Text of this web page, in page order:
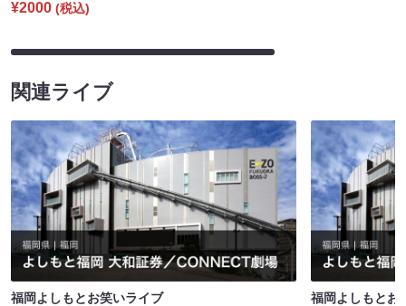
¥2000 (税込)
関連ライブ
福岡よしもとお笑いライブ
福岡よしもとお